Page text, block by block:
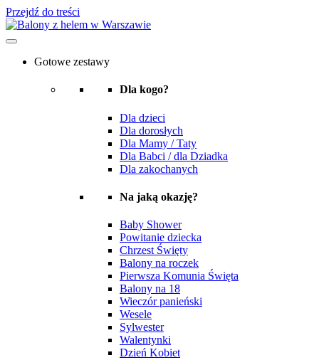
Przejdź do treści
Gotowe zestawy
Dla kogo?
Dla dzieci
Dla dorosłych
Dla Mamy / Taty
Dla Babci / dla Dziadka
Dla zakochanych
Na jaką okazję?
Baby Shower
Powitanie dziecka
Chrzest Święty
Balony na roczek
Pierwsza Komunia Święta
Balony na 18
Wieczór panieński
Wesele
Sylwester
Walentynki
Dzień Kobiet